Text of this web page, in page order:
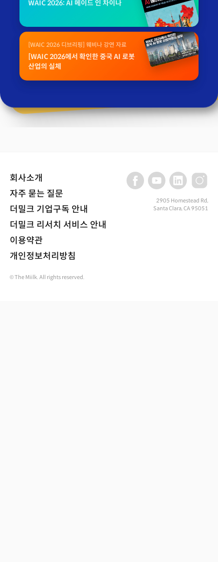
WAIC 2026: AI 메이드 인 차이나
[WAIC 2026 디브리핑] 웨비나 강연 자료
[WAIC 2026에서 확인한 중국 AI 로봇
산업의 실체
회사소개
자주 묻는 질문
더밀크 기업구독 안내
더밀크 리서치 서비스 안내
이용약관
개인정보처리방침
2905 Homestead Rd,
Santa Clara, CA 95051
© The Miilk. All rights reserved.